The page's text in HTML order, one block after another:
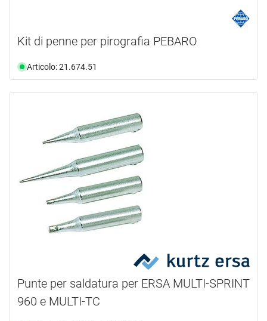
Kit di penne per pirografia PEBARO
Articolo: 21.674.51
Punte per saldatura per ERSA MULTI-SPRINT
960 e MULTI-TC